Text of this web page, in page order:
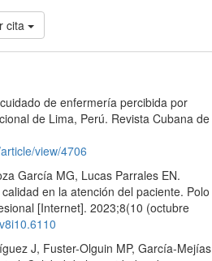
cita
de enfermería percibida por
de Lima, Perú. Revista Cubana de
view/4706
García MG, Lucas Parrales EN.
en la atención del paciente. Polo
[Internet]. 2023;8(10 (octubre
J, Fuster-Olguin MP, García-Mejías